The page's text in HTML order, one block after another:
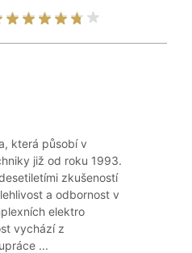
která působí v
již od roku 1993.
zkušeností
a odbornost v
elektro
vychází z
...